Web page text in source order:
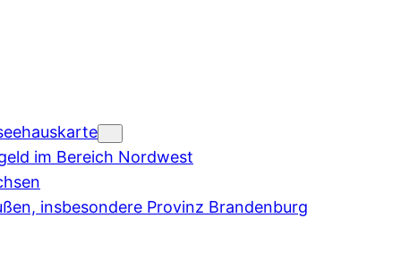
im Bereich Nordwest
insbesondere Provinz Brandenburg